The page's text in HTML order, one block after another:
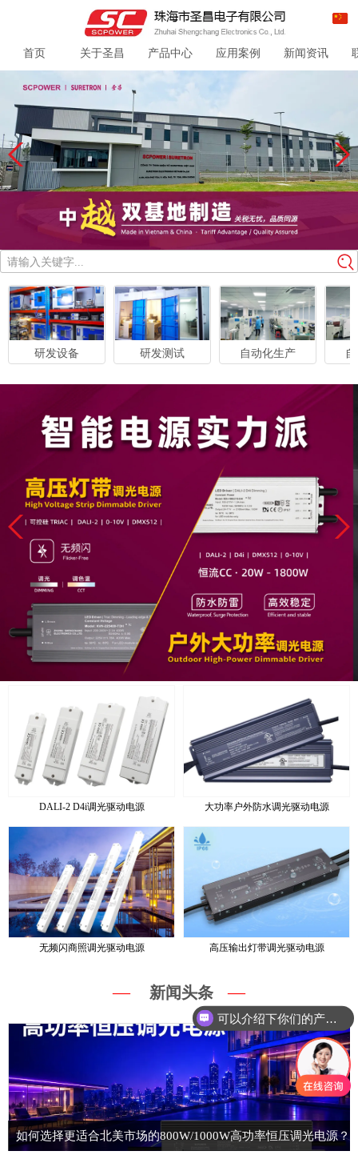
首页 关于圣昌 产品中心 应用案例 新闻资讯
请输入关键字...
研发设备 研发测试 自动化生产
DALI-2 D4i调光驱动电源 大功率户外防水调光驱动电源
无频闪商照调光驱动电源 高压输出灯带调光驱动电源
— 新闻头条 —
如何选择更适合北美市场的800W/1000W高功率恒压调光电源？
可以介绍下你们的产品么？